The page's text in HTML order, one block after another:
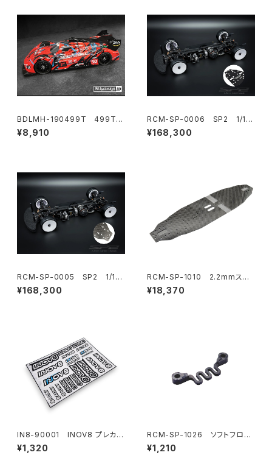
BDLMH-190499T 499T
クリアハイパーカーボディ 1/10
190mm タミヤ TT-02用 ライ
¥8,910
RCM-SP-0006 SP2 1/10
電動オンロードツーリングカ
ー 1.5mmアルミシャーシ仕様
¥168,300
RCM-SP-0005 SP2 1/10
電動オンロードツーリングカ
ー カーボンシャーシ仕様
¥168,300
RCM-SP-1010 2.2mmスタ
ンダードカーボンシャーシ
¥18,370
IN8-90001 INOV8 プレカッ
トデカールシート
¥1,320
RCM-SP-1026 ソフトフロン
トバルクヘッドフレックスブレー
ス(オプション)
¥1,210